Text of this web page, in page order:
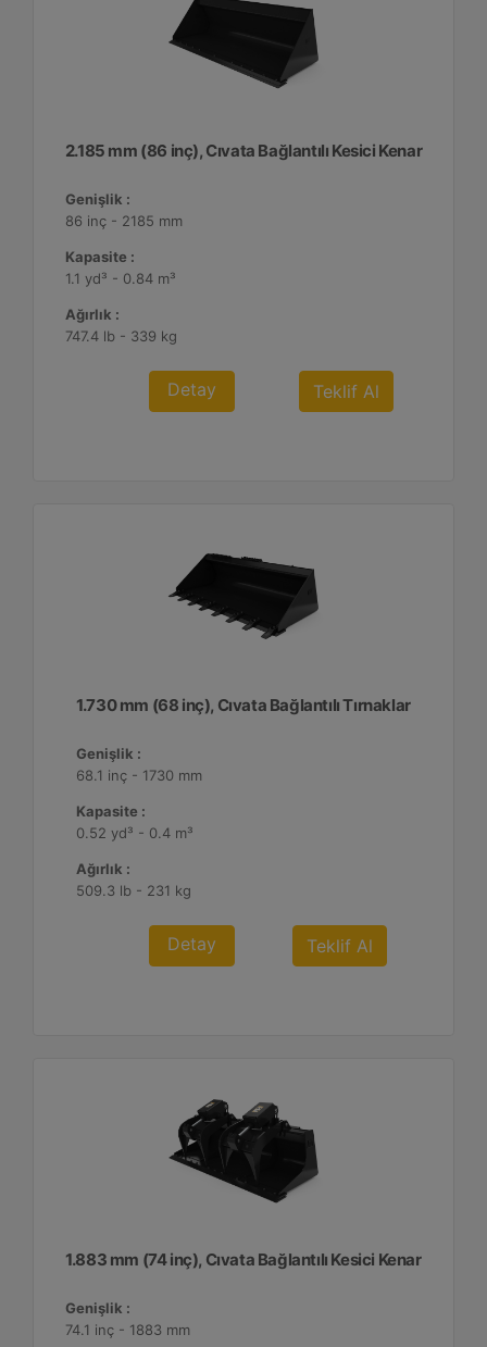
2.185 mm (86 inç), Cıvata Bağlantılı Kesici Kenar
Genişlik :
86 inç - 2185 mm
Kapasite :
1.1 yd³ - 0.84 m³
Ağırlık :
747.4 lb - 339 kg
Detay Teklif Al
1.730 mm (68 inç), Cıvata Bağlantılı Tırnaklar
Genişlik :
68.1 inç - 1730 mm
Kapasite :
0.52 yd³ - 0.4 m³
Ağırlık :
509.3 lb - 231 kg
Detay Teklif Al
1.883 mm (74 inç), Cıvata Bağlantılı Kesici Kenar
Genişlik :
74.1 inç - 1883 mm